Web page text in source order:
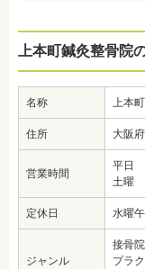
上本町鍼灸整骨院
名称 上本
住所 大阪
営業時間
平日
土曜
定休日 水曜
ジャンル
接骨
プラ